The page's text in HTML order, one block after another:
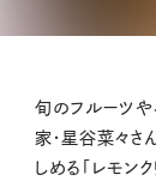
旬のフルーツや
家・星谷菜々さ
しめる「レモン